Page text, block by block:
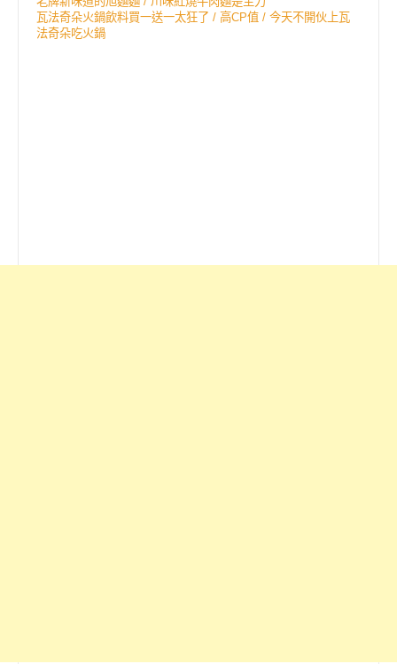
瓦法奇朵火鍋飲料買一送一太狂了 / 高CP值 / 今天不開伙上瓦
法奇朵吃火鍋